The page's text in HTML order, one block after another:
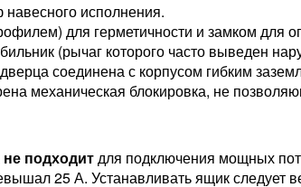
исполнения.
для герметичности и замком для
(рычаг которого часто выведен
соединена с корпусом гибким
механическая блокировка, не
не подходитдля подключения мощных
25 А. Устанавливать ящик следует